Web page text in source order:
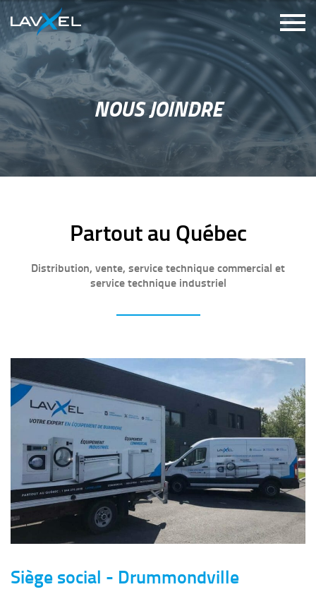
NOUS JOINDRE
Partout au Québec
Distribution, vente, service technique commercial et
service technique industriel
Siège social - Drummondville